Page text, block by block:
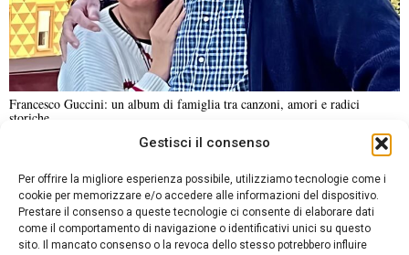
Gestisci il consenso
Per offrire la migliore esperienza possibile, utilizziamo tecnologie come i
cookie per memorizzare e/o accedere alle informazioni del dispositivo.
Prestare il consenso a queste tecnologie ci consente di elaborare dati
come il comportamento di navigazione o identificativi unici su questo
sito. Il mancato consenso o la revoca dello stesso potrebbero influire
Francesco Guccini: un album di famiglia tra canzoni, amori e radici
storiche
ANALISI E OPINIONI
SPORT CULTURA VIAGGI
Contatti